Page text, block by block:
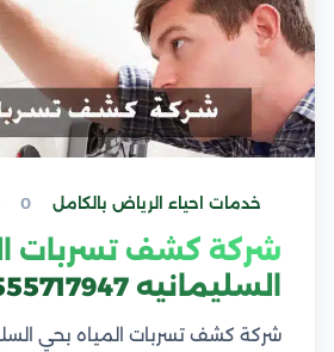
خدمات احياء الرياض بالكامل 0
شركة كشف تسربات
السليمانيه 0555717947
شركة كشف تسربات المياه بحي